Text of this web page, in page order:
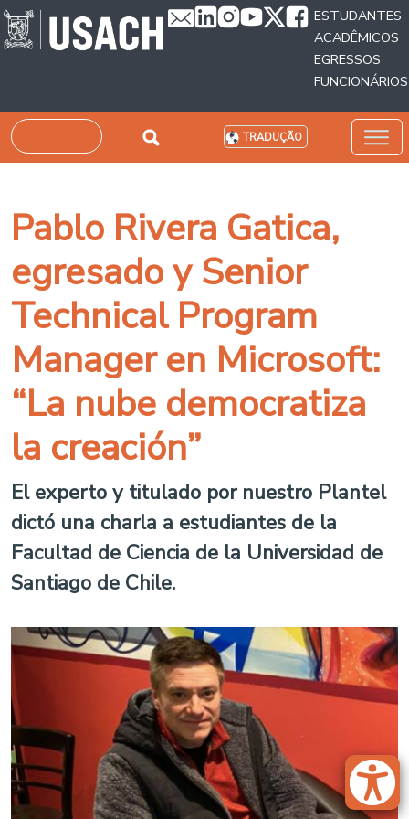
Passar para o conteúdo principal
ESTUDANTES
ACADÊMICOS
EGRESSOS
FUNCIONÁRIOS
Pesquisar TRADUÇÃO
Pablo Rivera Gatica,
egresado y Senior
Technical Program
Manager en Microsoft:
“La nube democratiza
la creación”
El experto y titulado por nuestro Plantel
dictó una charla a estudiantes de la
Facultad de Ciencia de la Universidad de
Santiago de Chile.